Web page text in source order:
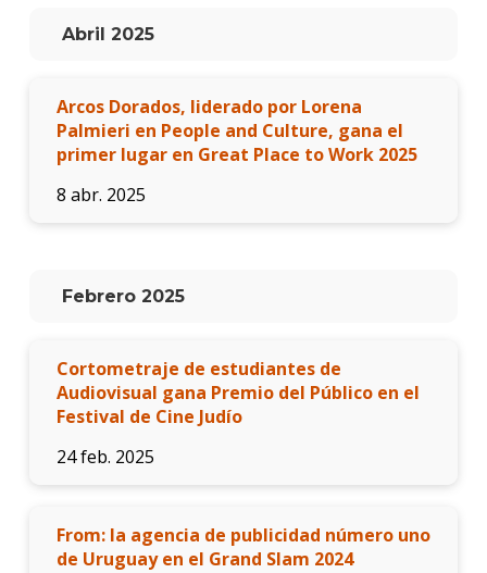
Abril 2025
Arcos Dorados, liderado por Lorena
Palmieri en People and Culture, gana el
primer lugar en Great Place to Work 2025
8 abr. 2025
Febrero 2025
Cortometraje de estudiantes de
Audiovisual gana Premio del Público en el
Festival de Cine Judío
24 feb. 2025
From: la agencia de publicidad número uno
de Uruguay en el Grand Slam 2024